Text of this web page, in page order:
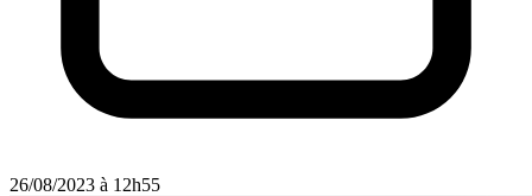
26/08/2023 à 12h55